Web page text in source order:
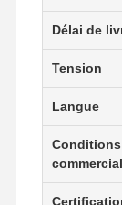
Aperçu
Délai de
Tension
Langue
Conditions